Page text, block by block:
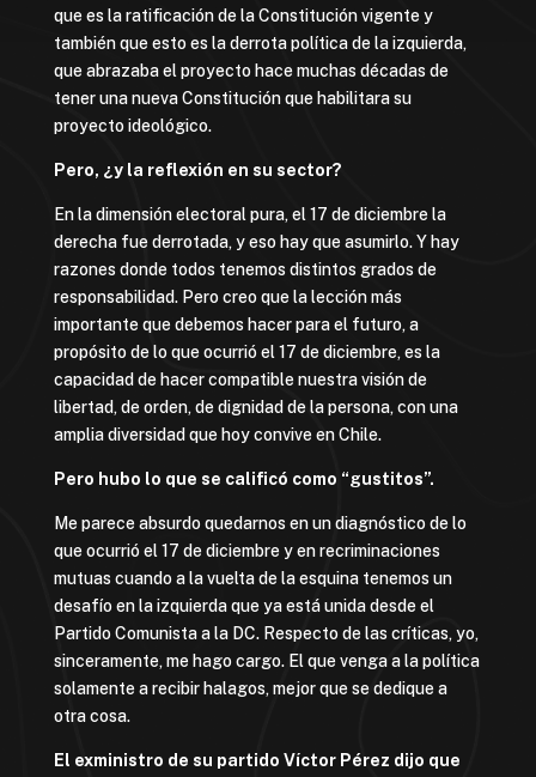
que es la ratificación de la Constitución vigente y
también que esto es la derrota política de la izquierda,
que abrazaba el proyecto hace muchas décadas de
tener una nueva Constitución que habilitara su
proyecto ideológico.
Pero, ¿y la reflexión en su sector?
En la dimensión electoral pura, el 17 de diciembre la
derecha fue derrotada, y eso hay que asumirlo. Y hay
razones donde todos tenemos distintos grados de
responsabilidad. Pero creo que la lección más
importante que debemos hacer para el futuro, a
propósito de lo que ocurrió el 17 de diciembre, es la
capacidad de hacer compatible nuestra visión de
libertad, de orden, de dignidad de la persona, con una
amplia diversidad que hoy convive en Chile.
Pero hubo lo que se calificó como “gustitos”.
Me parece absurdo quedarnos en un diagnóstico de lo
que ocurrió el 17 de diciembre y en recriminaciones
mutuas cuando a la vuelta de la esquina tenemos un
desafío en la izquierda que ya está unida desde el
Partido Comunista a la DC. Respecto de las críticas, yo,
sinceramente, me hago cargo. El que venga a la política
solamente a recibir halagos, mejor que se dedique a
otra cosa.
El exministro de su partido Víctor Pérez dijo que